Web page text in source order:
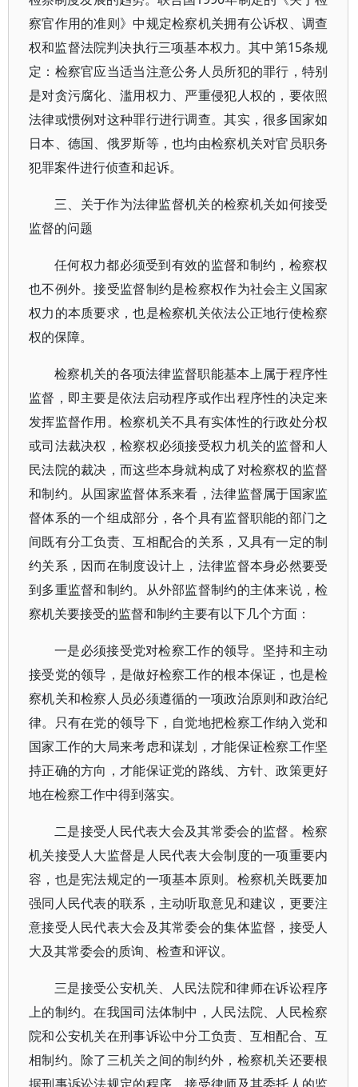
察官作用的准则》中规定检察机关拥有公诉权、调查
权和监督法院判决执行三项基本权力。其中第15条规
定：检察官应当适当注意公务人员所犯的罪行，特别
是对贪污腐化、滥用权力、严重侵犯人权的，要依照
法律或惯例对这种罪行进行调查。其实，很多国家如
日本、德国、俄罗斯等，也均由检察机关对官员职务
犯罪案件进行侦查和起诉。
三、关于作为法律监督机关的检察机关如何接受
监督的问题
任何权力都必须受到有效的监督和制约，检察权
也不例外。接受监督制约是检察权作为社会主义国家
权力的本质要求，也是检察机关依法公正地行使检察
权的保障。
检察机关的各项法律监督职能基本上属于程序性
监督，即主要是依法启动程序或作出程序性的决定来
发挥监督作用。检察机关不具有实体性的行政处分权
或司法裁决权，检察权必须接受权力机关的监督和人
民法院的裁决，而这些本身就构成了对检察权的监督
和制约。从国家监督体系来看，法律监督属于国家监
督体系的一个组成部分，各个具有监督职能的部门之
间既有分工负责、互相配合的关系，又具有一定的制
约关系，因而在制度设计上，法律监督本身必然要受
到多重监督和制约。从外部监督制约的主体来说，检
察机关要接受的监督和制约主要有以下几个方面：
一是必须接受党对检察工作的领导。坚持和主动
接受党的领导，是做好检察工作的根本保证，也是检
察机关和检察人员必须遵循的一项政治原则和政治纪
律。只有在党的领导下，自觉地把检察工作纳入党和
国家工作的大局来考虑和谋划，才能保证检察工作坚
持正确的方向，才能保证党的路线、方针、政策更好
地在检察工作中得到落实。
二是接受人民代表大会及其常委会的监督。检察
机关接受人大监督是人民代表大会制度的一项重要内
容，也是宪法规定的一项基本原则。检察机关既要加
强同人民代表的联系，主动听取意见和建议，更要注
意接受人民代表大会及其常委会的集体监督，接受人
大及其常委会的质询、检查和评议。
三是接受公安机关、人民法院和律师在诉讼程序
上的制约。在我国司法体制中，人民法院、人民检察
院和公安机关在刑事诉讼中分工负责、互相配合、互
相制约。除了三机关之间的制约外，检察机关还要根